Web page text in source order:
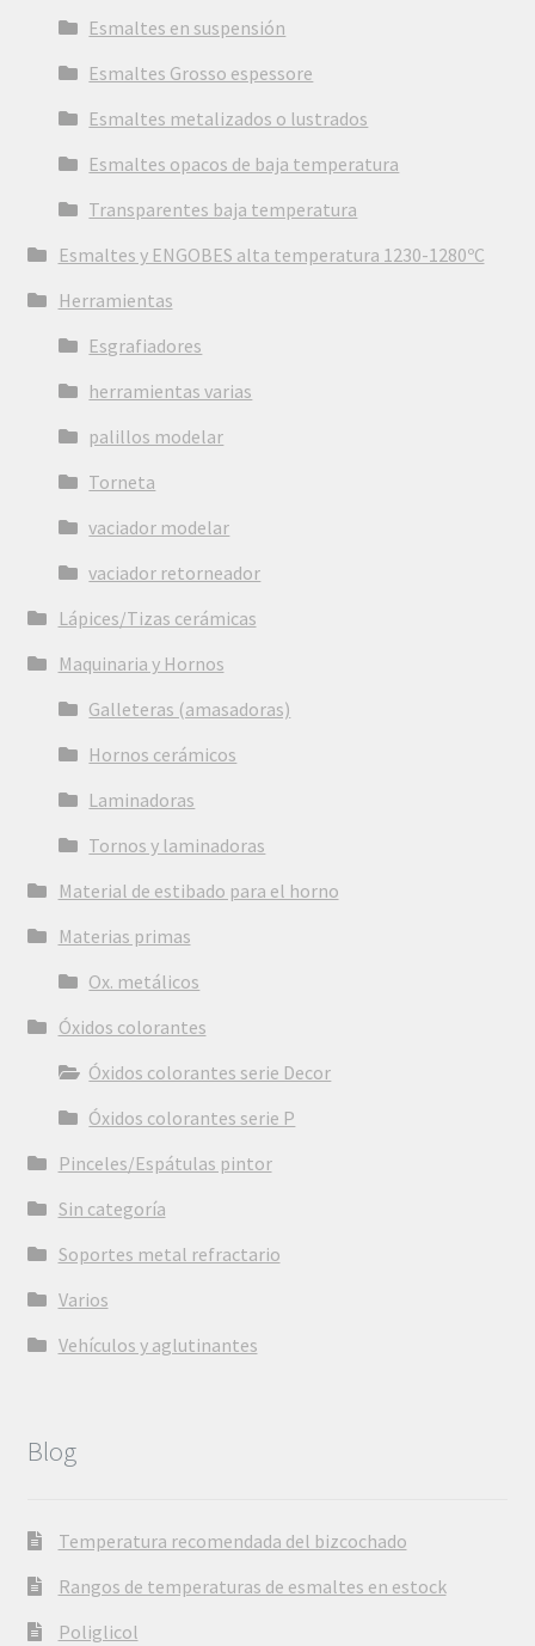
Esmaltes en suspensión
Esmaltes Grosso espessore
Esmaltes metalizados o lustrados
Esmaltes opacos de baja temperatura
Transparentes baja temperatura
Esmaltes y ENGOBES alta temperatura 1230-1280ºC
Herramientas
Esgrafiadores
herramientas varias
palillos modelar
Torneta
vaciador modelar
vaciador retorneador
Lápices/Tizas cerámicas
Maquinaria y Hornos
Galleteras (amasadoras)
Hornos cerámicos
Laminadoras
Tornos y laminadoras
Material de estibado para el horno
Materias primas
Ox. metálicos
Óxidos colorantes
Óxidos colorantes serie Decor
Óxidos colorantes serie P
Pinceles/Espátulas pintor
Sin categoría
Soportes metal refractario
Varios
Vehículos y aglutinantes
Blog
Temperatura recomendada del bizcochado
Rangos de temperaturas de esmaltes en estock
Poliglicol